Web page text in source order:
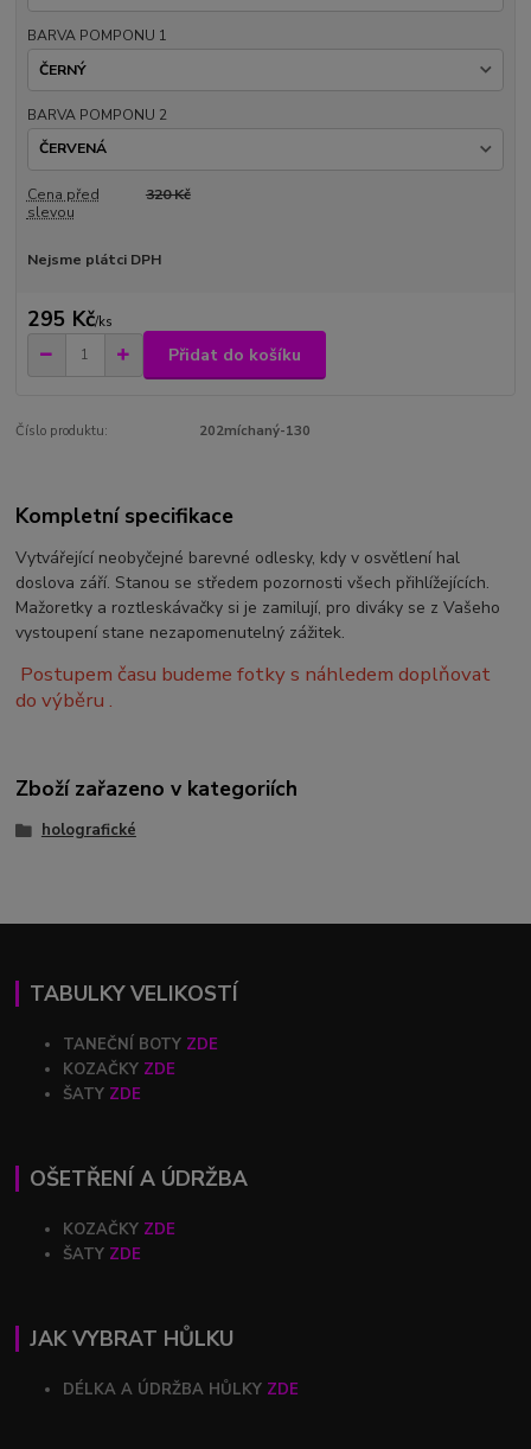
BARVA POMPONU 1
BARVA POMPONU 2
Cena před
slevou
320 Kč
Nejsme plátci DPH
295 Kč/ks
Přidat do košíku
Číslo produktu: 202míchaný-130
Kompletní specifikace
Vytvářející neobyčejné barevné odlesky, kdy v osvětlení hal
doslova září. Stanou se středem pozornosti všech přihlížejících.
Mažoretky a roztleskávačky si je zamilují, pro diváky se z Vašeho
vystoupení stane nezapomenutelný zážitek.
Postupem času budeme fotky s náhledem doplňovat
do výběru .
Zboží zařazeno v kategoriích
holografické
TABULKY VELIKOSTÍ
TANEČNÍ BOTY ZDE
KOZAČKY ZDE
ŠATY ZDE
OŠETŘENÍ A ÚDRŽBA
KOZAČKY ZDE
ŠATY ZDE
JAK VYBRAT HŮLKU
DÉLKA A ÚDRŽBA HŮLKY ZDE